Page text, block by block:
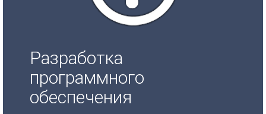
Разработка
программного
обеспечения